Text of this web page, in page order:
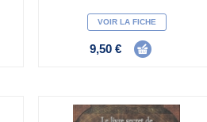
VOIR LA FICHE
9,50 €